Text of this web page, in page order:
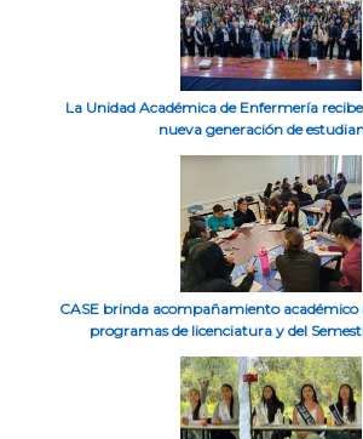
La Unidad Académica de Enfermería
nueva generación de
CASE brinda acompañamiento académico
programas de licenciatura y del